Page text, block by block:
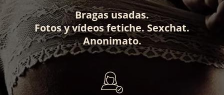
Bragas usadas.
Fotosyvídeos fetiche. Sexchat.
Anonimato.